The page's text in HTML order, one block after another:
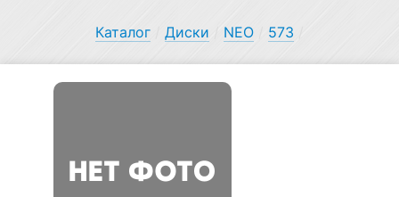
Каталог Диски NEO 573